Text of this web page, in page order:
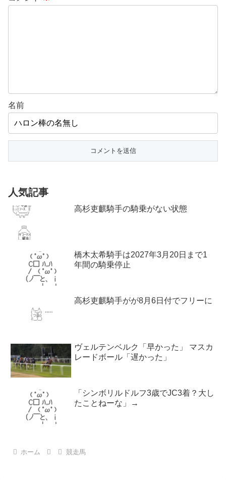
名前
人気記事
高杉吏麒騎手の騎乗がない状態
橋木太希騎手は2027年3月20日まで1
年間の騎乗停止
高杉吏麒騎手がが8月6日付でフリーに
ヴェルテンベルク「早かった」 マスカ
レードボール「遅かった」
「シンボリルドルフ3歳でJC3着？大し
たことねーな」→
ホーム 競走馬